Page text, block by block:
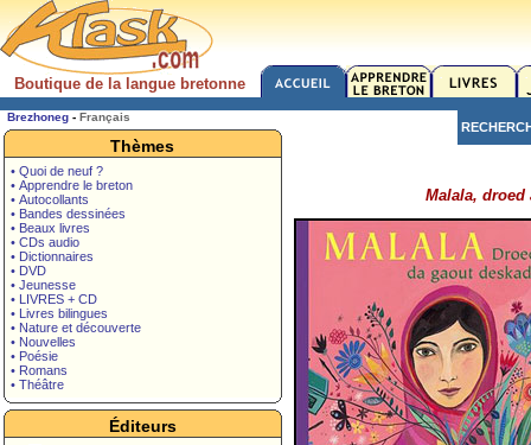
Boutique de la langue bretonne
Brezhoneg - Français
Thèmes
• Quoi de neuf ?
• Apprendre le breton
• Autocollants
• Bandes dessinées
• Beaux livres
• CDs audio
• Dictionnaires
• DVD
• Jeunesse
• LIVRES + CD
• Livres bilingues
• Nature et découverte
• Nouvelles
• Poésie
• Romans
• Théâtre
Éditeurs
Malala, droed